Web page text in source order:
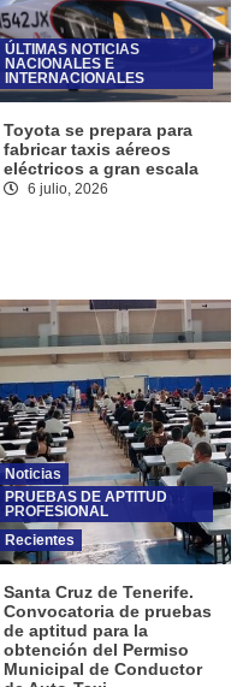
ÚLTIMAS NOTICIAS
NACIONALES E
INTERNACIONALES
Toyota se prepara para
fabricar taxis aéreos
eléctricos a gran escala
6 julio, 2026
Noticias
PRUEBAS DE APTITUD
PROFESIONAL
Recientes
Santa Cruz de Tenerife.
Convocatoria de pruebas
de aptitud para la
obtención del Permiso
Municipal de Conductor